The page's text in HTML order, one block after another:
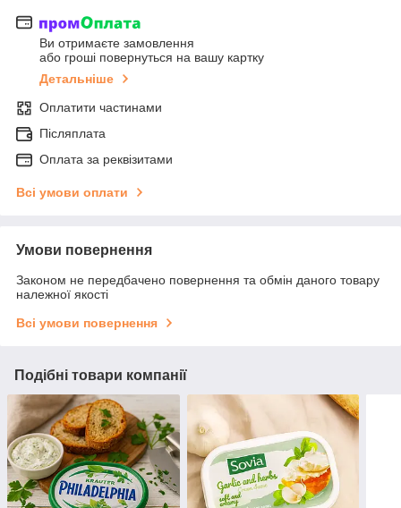
Ви отримаєте замовлення
або гроші повернуться на вашу картку
Детальніше
Оплатити частинами
Післяплата
Оплата за реквізитами
Всі умови оплати
Умови повернення
Законом не передбачено повернення та обмін даного товару
належної якості
Всі умови повернення
Подібні товари компанії